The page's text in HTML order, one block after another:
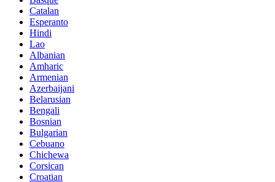
Catalan
Esperanto
Hindi
Lao
Albanian
Amharic
Armenian
Azerbaijani
Belarusian
Bengali
Bosnian
Bulgarian
Cebuano
Chichewa
Corsican
Croatian